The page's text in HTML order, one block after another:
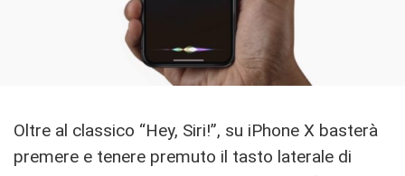
Oltre al classico “Hey, Siri!”, su iPhone X basterà
premere e tenere premuto il tasto laterale di